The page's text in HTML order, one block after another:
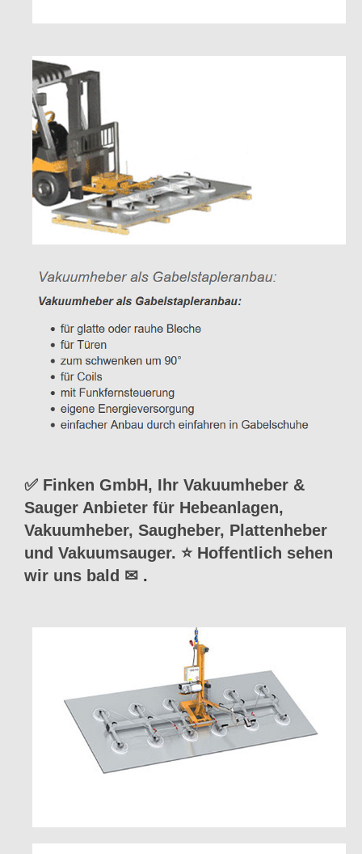
✅ Finken GmbH, Ihr Vakuumheber &
Sauger Anbieter für Hebeanlagen,
Vakuumheber, Saugheber, Plattenheber
und Vakuumsauger. ⭐ Hoffentlich sehen
wir uns bald ✉ .